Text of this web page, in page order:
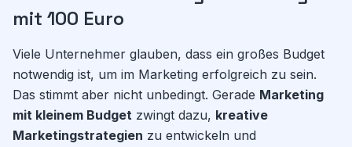
mit 100 Euro
Viele Unternehmer glauben, dass ein großes Budget
notwendig ist, um im Marketing erfolgreich zu sein.
Das stimmt aber nicht unbedingt. Gerade Marketing
mit kleinem Budget zwingt dazu, kreative
Marketingstrategien zu entwickeln und